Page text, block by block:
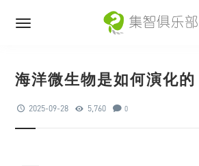
海洋微生物是如何演化
2025-09-28 5,760 0